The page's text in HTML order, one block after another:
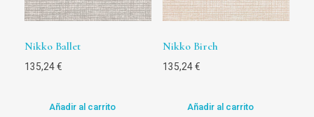
Nikko Ballet
135,24€
Añadir al carrito
Nikko Birch
135,24€
Añadir al carrito